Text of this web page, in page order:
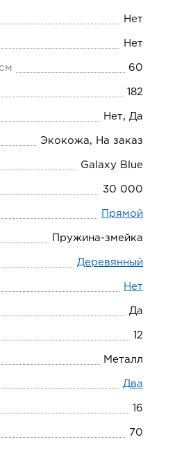
Нет
Нет
60
182
Нет, Да
Экокожа, На заказ
Galaxy Blue
30 000
Прямой
Пружина-змейка
Деревянный
Нет
Да
12
Металл
Два
16
70